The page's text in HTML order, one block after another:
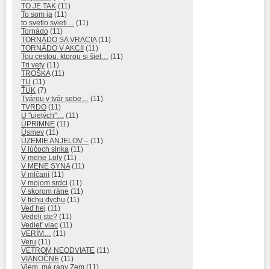
TO JE TAK (11)
To som ja (11)
to svetlo svieti… (11)
Tornádo (11)
TORNÁDO SA VRACIA(11)
TORNÁDO V AKCII
(11)
Tou cestou, ktorou si šiel… (11)
Tri vety (11)
TROŠKA(11)
TU (11)
ŤUK (7)
Tvárou v tvár sebe… (11)
TVRDO (11)
U "ujetých"… (11)
ÚPRIMNE (11)
Úsmev (11)
ÚZEMIE ANJELOV – (11)
V lúčoch slnka (11)
V mene Loly (11)
V MENE SYNA(11)
V mlčaní (11)
V mojom srdci (11)
V skorom ráne (11)
V tichu dychu (11)
Veď hej (11)
Vedeli ste? (11)
Vedieť viac (11)
VERÍM… (11)
Veru (11)
VETROM NEODVIATE (11)
VIANOČNE (11)